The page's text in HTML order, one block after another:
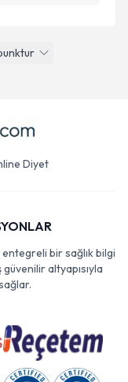
Diyet
entegreli bir sağlık bilgi
altyapısıyla